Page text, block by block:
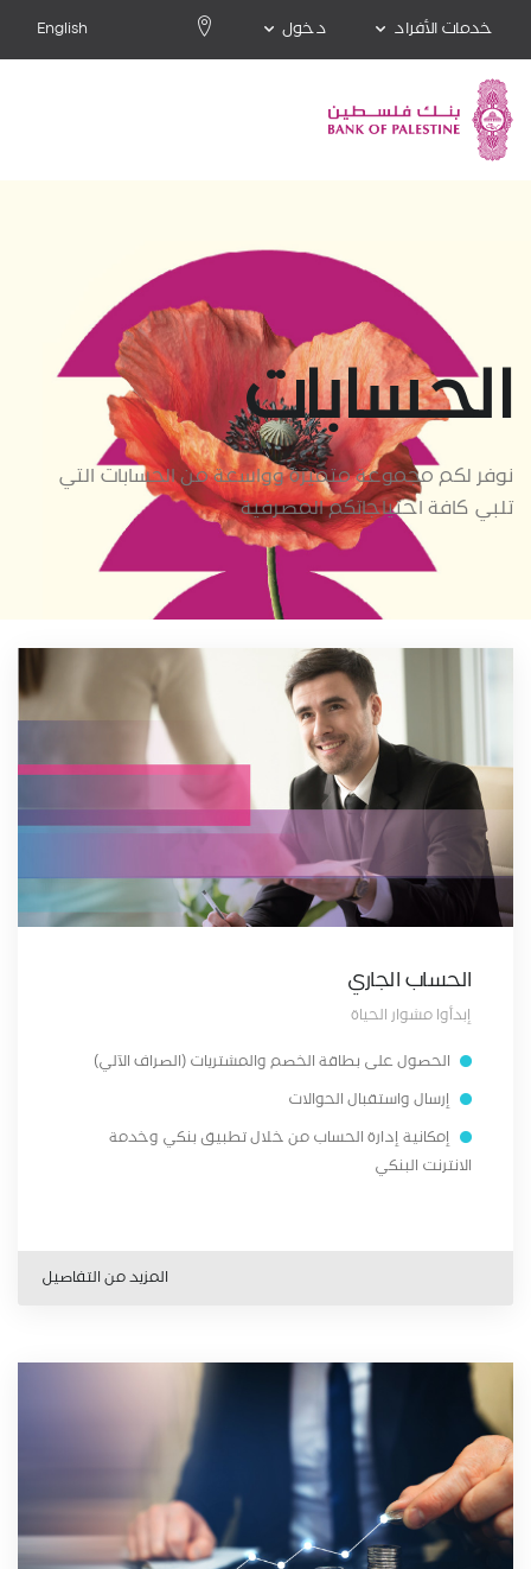
خدمات الأفراد دخول English
الحسابات
نوفر لكم مجموعة متميزة وواسعة من الحسابات التي
تلبي كافة احتياجاتكم المصرفية
الحساب الجاري
إبدأوا مشوار الحياة
الحصول على بطاقة الخصم والمشتريات (الصراف الآلي)
إرسال واستقبال الحوالات
إمكانية إدارة الحساب من خلال تطبيق بنكي وخدمة
الانترنت البنكي
المزيد من التفاصيل